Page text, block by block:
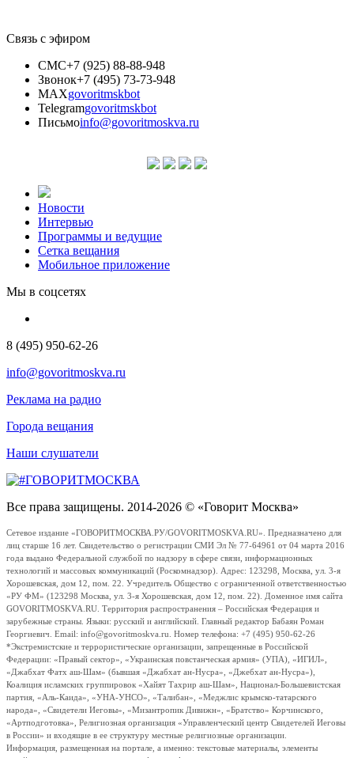
Связь с эфиром
СМС+7 (925) 88-88-948
Звонок+7 (495) 73-73-948
MAXgovoritmskbot
Telegramgovoritmskbot
Письмоinfo@govoritmoskva.ru
Новости
Интервью
Программы и ведущие
Сетка вещания
Мобильное приложение
Мы в соцсетях
8 (495) 950-62-26
info@govoritmoskva.ru
Реклама на радио
Города вещания
Наши слушатели
Все права защищены. 2014-2026 © «Говорит Москва»
Сетевое издание «ГОВОРИТМОСКВА.РУ/GOVORITMOSKVA.RU». Предназначено для
лиц старше 16 лет. Свидетельство о регистрации СМИ Эл № 77-64961 от 04 марта 2016
года выдано Федеральной службой по надзору в сфере связи, информационных
технологий и массовых коммуникаций (Роскомнадзор). Адрес: 123298, Москва, ул. 3-я
Хорошевская, дом 12, пом. 22. Учредитель Общество с ограниченной ответственностью
«РУ ФМ» (123298 Москва, ул. 3-я Хорошевская, дом 12, пом. 22). Доменное имя сайта
GOVORITMOSKVA.RU. Территория распространения – Российская Федерация и
зарубежные страны. Языки: русский и английский. Главный редактор Бабаян Роман
Георгиевич. Email: info@govoritmoskva.ru. Номер телефона: +7 (495) 950-62-26
*Экстремистские и террористические организации, запрещенные в Российской
Федерации: «Правый сектор», «Украинская повстанческая армия» (УПА), «ИГИЛ»,
«Джабхат Фатх аш-Шам» (бывшая «Джабхат ан-Нусра», «Джебхат ан-Нусра»),
Коалиция исламских группировок «Хайят Тахрир аш-Шам», Национал-Большевистская
партия, «Аль-Каида», «УНА-УНСО», «Талибан», «Меджлис крымско-татарского
народа», «Свидетели Иеговы», «Мизантропик Дивижн», «Братство» Корчинского,
«Артподготовка», Религиозная организация «Управленческий центр Свидетелей Иеговы
в России» и входящие в ее структуру местные религиозные организации.
Информация, размещенная на портале, а именно: текстовые материалы, элементы